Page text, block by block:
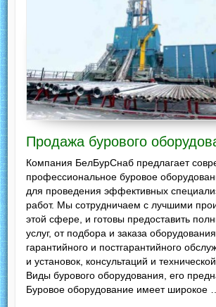
Продажа бурового
Компания БелБурСнаб предлагает
профессиональное буровое
для проведения эффективных
работ. Мы сотрудничаем с лучшими
этой сфере, и готовы предоставить
услуг, от подбора и заказа
гарантийного и постгарантийного
и установок, консультаций и
Виды бурового оборудования, его
Буровое оборудование имеет широкое …